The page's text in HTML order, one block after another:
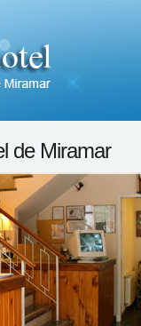
de Miramar